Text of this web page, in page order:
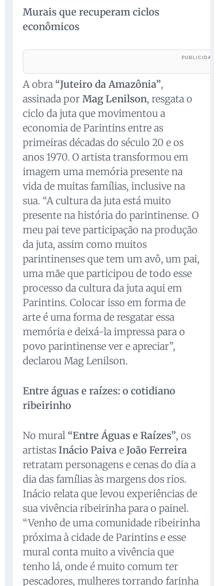
Murais que recuperam ciclos
econômicos
A obra “Juteiro da Amazônia”,
assinada por Mag Lenilson, resgata o
ciclo da juta que movimentou a
economia de Parintins entre as
primeiras décadas do século 20 e os
anos 1970. O artista transformou em
imagem uma memória presente na
vida de muitas famílias, inclusive na
sua. “A cultura da juta está muito
presente na história do parintinense. O
meu pai teve participação na produção
da juta, assim como muitos
parintinenses que tem um avô, um pai,
uma mãe que participou de todo esse
processo da cultura da juta aqui em
Parintins. Colocar isso em forma de
arte é uma forma de resgatar essa
memória e deixá-la impressa para o
povo parintinense ver e apreciar”,
declarou Mag Lenilson.
Entre águas e raízes: o cotidiano
ribeirinho
No mural “Entre Águas e Raízes”, os
artistas Inácio Paiva e João Ferreira
retratam personagens e cenas do dia a
dia das famílias às margens dos rios.
Inácio relata que levou experiências de
sua vivência ribeirinha para o painel.
“Venho de uma comunidade ribeirinha
próxima à cidade de Parintins e esse
mural conta muito a vivência que
tenho lá, onde é muito comum ter
pescadores, mulheres torrando farinha